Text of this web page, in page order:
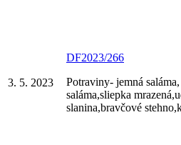
3. 5. 2023
DF2023/266
Potraviny- jemná
saláma,sliepka
slanina,bravčové